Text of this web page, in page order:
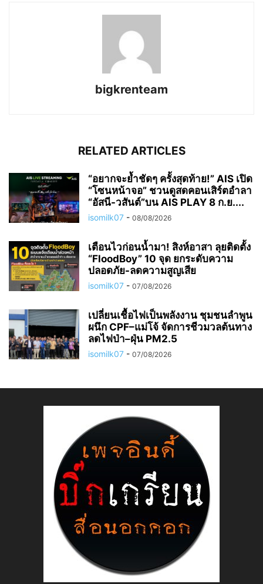
bigkrenteam
RELATED ARTICLES
“อยากจะย้ำชัดๆ ครั้งสุดท้าย!” AIS เปิด
“โซนหน้าจอ” ชวนดูสดคอนเสิร์ตอำลา
“อัสนี-วสันต์”บน AIS PLAY 8 ก.ย....
isomilk07 - 08/08/2026
เตือนไวก่อนน้ำมา! สิงห์อาสา ลุยติดตั้ง
“FloodBoy” 10 จุด ยกระดับความ
ปลอดภัย-ลดความสูญเสีย
isomilk07 - 07/08/2026
เปลี่ยนเชื้อไฟเป็นพลังงาน ชุมชนลำพูน
ผนึก CPF–แม่โจ้ จัดการชีวมวลต้นทาง
ลดไฟป่า–ฝุ่น PM2.5
isomilk07 - 07/08/2026